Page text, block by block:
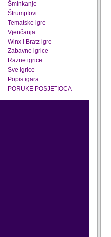
Šminkanje
Štrumpfovi
Tematske igre
Vjenčanja
Winx i Bratz igre
Zabavne igrice
Razne igrice
Sve igrice
Popis igara
PORUKE POSJETIOCA